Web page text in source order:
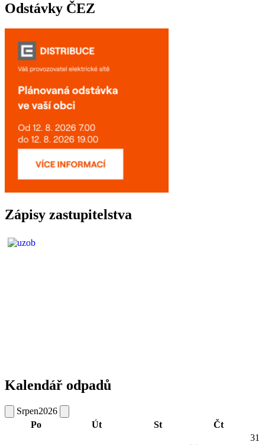
Odstávky ČEZ
Zápisy zastupitelstva
Kalendář odpadů
Srpen2026
Po
Út St Čt
31